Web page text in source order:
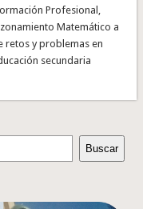
Profesional,
Matemático a
retos y problemas en
secundaria
Buscar